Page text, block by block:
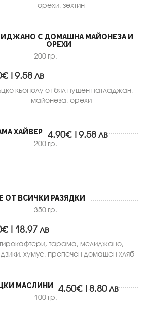
орехи, зехтин
С ДОМАШНА МАЙОНЕЗА И
ОРЕХИ
200 гр.
лв
кьополу от бял пушен патладжан,
майонеза, орехи
ХАЙВЕР
200 гр.
4.90€|9.58 лв
ОТ ВСИЧКИ РАЗЯДКИ
350 гр.
лв
тарама, мелиджано,
хумус, препечен домашен хляб
МАСЛИНИ
100 гр.
4.50€|8.80 лв